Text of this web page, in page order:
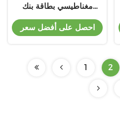
مغناطيسي بطاقة بنك
142g مع 5W / 7.5W
الخروج
احصل على أفضل سعر
1 2